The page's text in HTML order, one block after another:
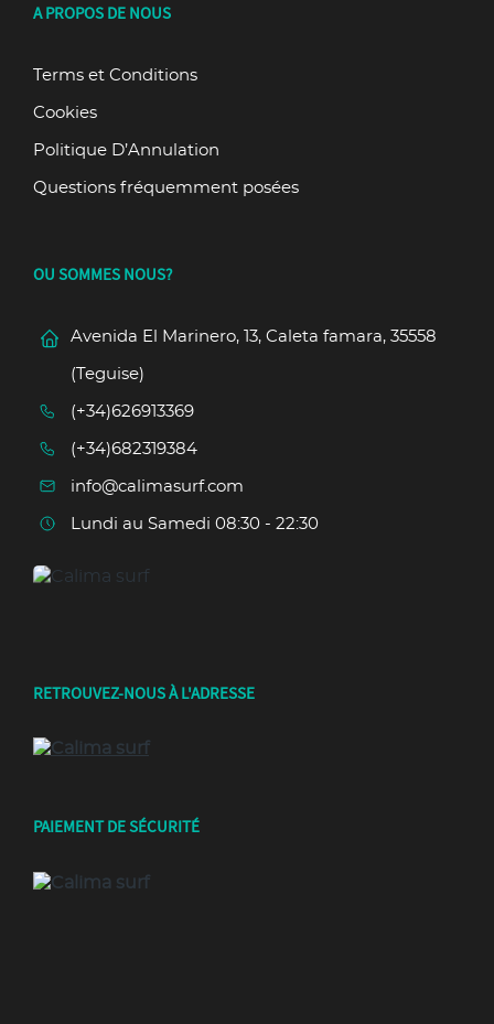
A PROPOS DE NOUS
Terms et Conditions
Cookies
Politique D’Annulation
Questions fréquemment posées
OU SOMMES NOUS?
Avenida El Marinero, 13, Caleta famara, 35558
(Teguise)
(+34)626913369
(+34)682319384
info@calimasurf.com
Lundi au Samedi 08:30 - 22:30
RETROUVEZ-NOUS À L'ADRESSE
PAIEMENT DE SÉCURITÉ